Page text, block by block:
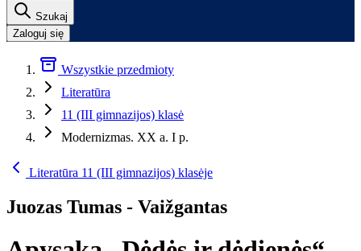
Szukaj
Zaloguj się
Wszystkie przedmioty
Literatūra
11 (III gimnazijos) klasė
Modernizmas. XX a. I p.
Literatūra 11 (III gimnazijos) klasėje
Juozas Tumas - Vaižgantas